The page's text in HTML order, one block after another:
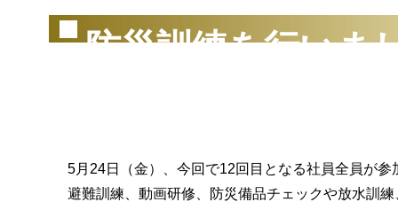
防災訓練を行いま
5月24日（金）、今回で12回目となる社員全員が参
避難訓練、動画研修、防災備品チェックや放水訓